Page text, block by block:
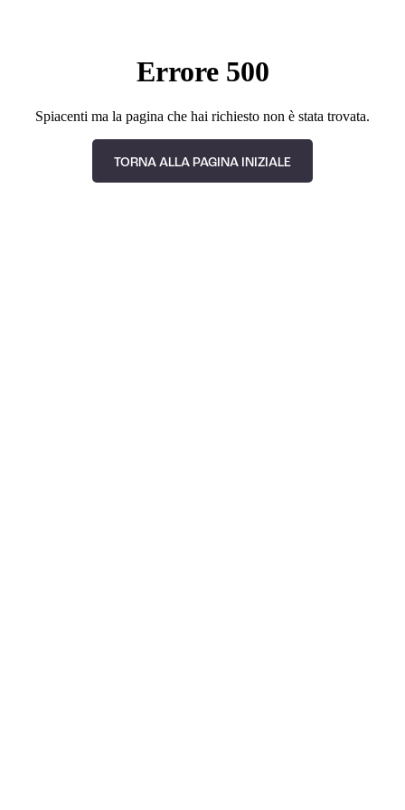
Errore 500
Spiacenti ma la pagina che hai richiesto non è stata trovata.
TORNA ALLA PAGINA INIZIALE